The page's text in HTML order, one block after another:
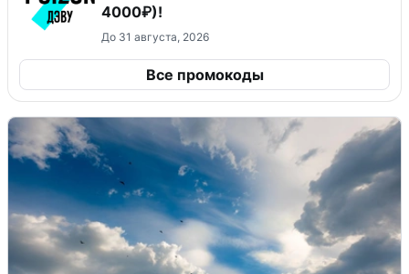
4000₽)!
До 31 августа, 2026
Все промокоды